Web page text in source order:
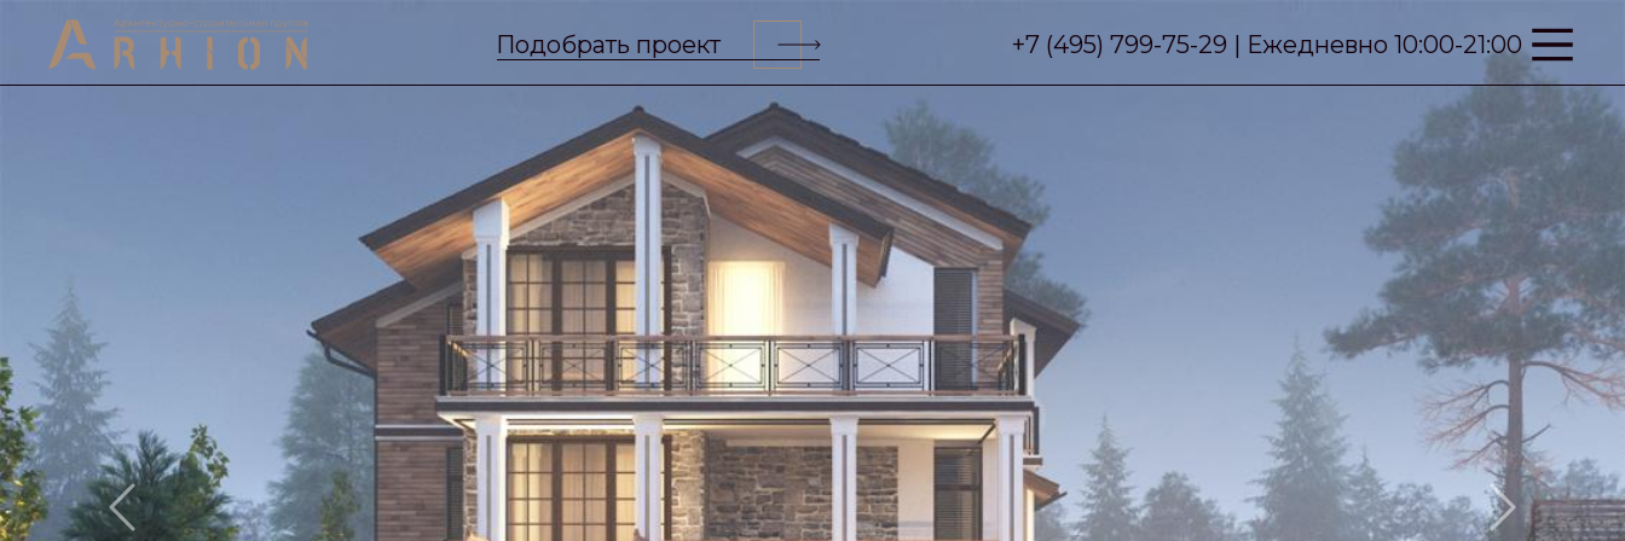
Подобрать проект +7 (495) 799-75-29 | Ежедневно 10:00-21:00
Previous Next